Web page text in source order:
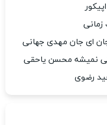
ای جان مهدی جهانی
نمیشه محسن یاحقی
رضوی